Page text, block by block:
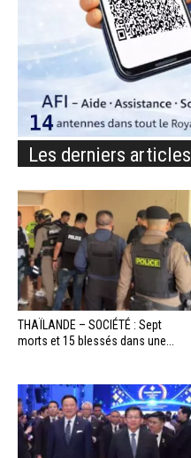
Les derniers articles
THAÏLANDE – SOCIÉTÉ : Sept
morts et 15 blessés dans une...